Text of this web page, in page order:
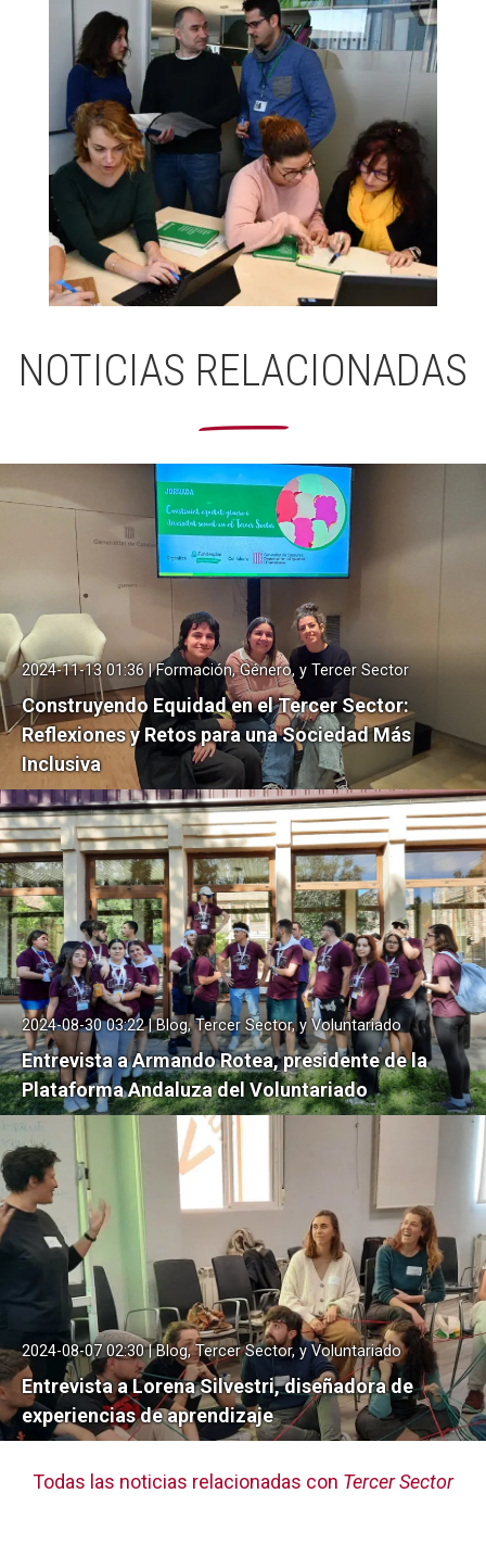
NOTICIAS RELACIONADAS
Construyendo Equidad en el Tercer Sector:
Reflexiones y Retos para una Sociedad Más
Inclusiva
2024-11-13 01:36 | Formación, Género, y Tercer Sector
Entrevista a Armando Rotea, presidente de la
Plataforma Andaluza del Voluntariado
2024-08-30 03:22 | Blog, Tercer Sector, y Voluntariado
Entrevista a Lorena Silvestri, diseñadora de
experiencias de aprendizaje
2024-08-07 02:30 | Blog, Tercer Sector, y Voluntariado
Todas las noticias relacionadas con Tercer Sector